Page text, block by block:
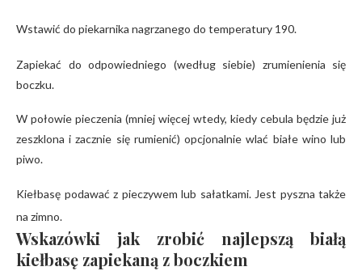
Wstawić do piekarnika nagrzanego do temperatury 190.
Zapiekać do odpowiedniego (według siebie) zrumienienia się
boczku.
W połowie pieczenia (mniej więcej wtedy, kiedy cebula będzie już
zeszklona i zacznie się rumienić) opcjonalnie wlać białe wino lub
piwo.
Kiełbasę podawać z pieczywem lub sałatkami. Jest pyszna także
na zimno.
Wskazówki jak zrobić najlepszą białą
kiełbasę zapiekaną z boczkiem